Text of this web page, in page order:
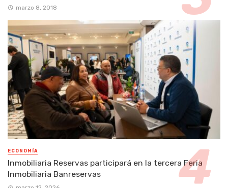
marzo 8, 2018
ECONOMÍA
Inmobiliaria Reservas participará en la tercera Feria
Inmobiliaria Banreservas